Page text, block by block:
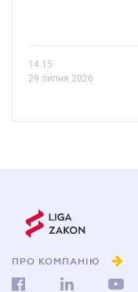
14.15
29 липня 2026
ПРО КОМПАНІЮ